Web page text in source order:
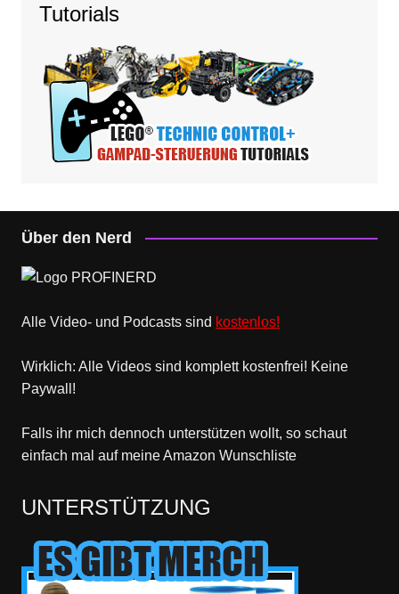
Tutorials
Über den Nerd
Alle Video- und Podcasts sind kostenlos!
Wirklich: Alle Videos sind komplett kostenfrei! Keine
Paywall!
Falls ihr mich dennoch unterstützen wollt, so schaut
einfach mal auf meine Amazon Wunschliste
UNTERSTÜTZUNG